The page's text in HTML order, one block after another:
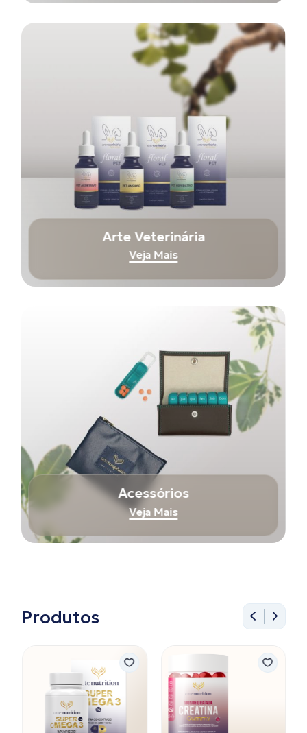
Arte Veterinária
Veja Mais
Acessórios
Veja Mais
Produtos